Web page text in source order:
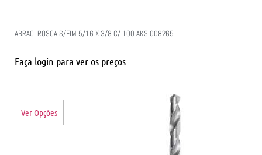
ABRAC. ROSCA S/FIM 5/16 X 3/8 C/ 100 AKS 008265
Faça login para ver os preços
Ver Opções